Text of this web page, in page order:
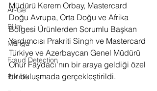
Ar-Ge
Bilim
Manga
Fraud Detection
Etkinlik
Müdürü Kerem Orbay, Mastercard
Doğu Avrupa, Orta Doğu ve Afrika
Bölgesi Ürünlerden Sorumlu Başkan
Yardımcısı Prakriti Singh ve Mastercard
Türkiye ve Azerbaycan Genel Müdürü
Onur Faydacı’nın bir araya geldiği özel
bir buluşmada gerçekleştirildi.